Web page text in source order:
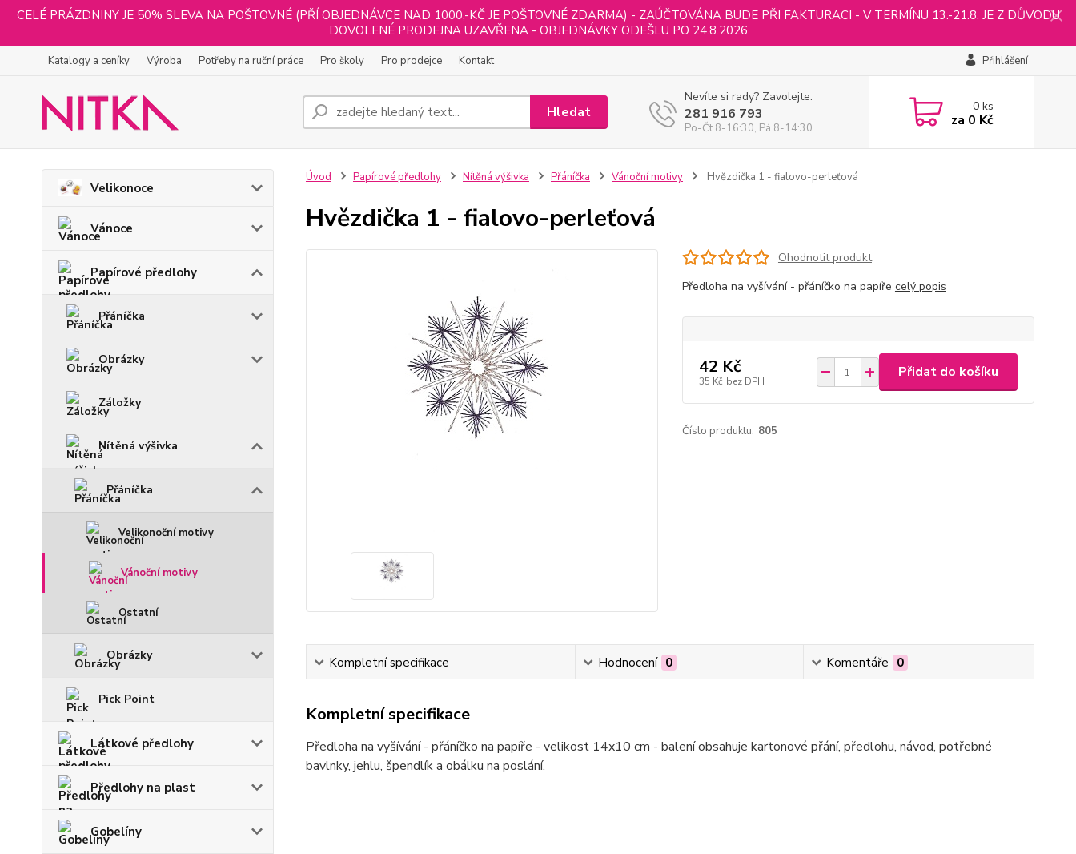
CELÉ PRÁZDNINY JE 50% SLEVA NA POŠTOVNÉ (PŘÍ OBJEDNÁVCE NAD 1000,-KČ JE POŠTOVNÉ ZDARMA) - ZAÚČTOVÁNA BUDE PŘI FAKTURACI - V TERMÍNU 13.-21.8. JE Z DŮVODU
DOVOLENÉ PRODEJNA UZAVŘENA - OBJEDNÁVKY ODEŠLU PO 24.8.2026
Katalogy a ceníky Výroba Potřeby na ruční práce Pro školy Pro prodejce Kontakt Přihlášení
Hledat
Nevíte si rady? Zavolejte.
281 916 793
Po-Čt 8-16:30, Pá 8-14:30
0ks
za 0 Kč
Velikonoce
Vánoce
Papírové předlohy
Přáníčka
Obrázky
Záložky
Nítěná výšivka
Přáníčka
Velikonoční motivy
Vánoční motivy
Ostatní
Obrázky
Pick Point
Látkové předlohy
Předlohy na plast
Gobelíny
Úvod Papírové předlohy Nítěná výšivka Přáníčka Vánoční motivy Hvězdička 1 - fialovo-perleťová
Hvězdička 1 - fialovo-perleťová
Ohodnotit produkt
Předloha na vyšívání - přáníčko na papíře celý popis
42 Kč
35 Kč bez DPH
Přidat do košíku
Číslo produktu: 805
Kompletní specifikace Hodnocení 0 Komentáře 0
Kompletní specifikace
Předloha na vyšívání - přáníčko na papíře - velikost 14x10 cm - balení obsahuje kartonové přání, předlohu, návod, potřebné
bavlnky, jehlu, špendlík a obálku na poslání.